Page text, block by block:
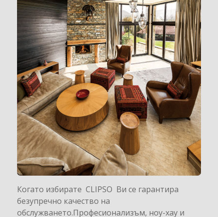
Когато избирате CLIPSO Ви се гарантира
безупречно качество на
обслужването.Професионализъм, ноу-хау и